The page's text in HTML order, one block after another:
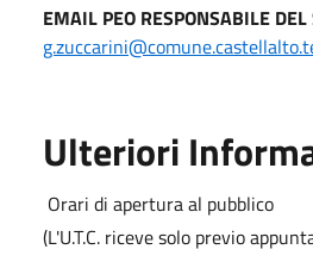
EMAIL PEO RESPONSABILE DEL
Ulteriori
Orari di apertura al pubblico
(L'U.T.C. riceve solo previo